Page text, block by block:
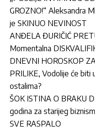
GROZNO!“ Aleksandra
je SKINUO NEVINOST
ANĐELA ĐURIČIĆ
Momentalna
DNEVNI HOROSKOP
PRILIKE, Vodolije će biti
ostalima?
ŠOK ISTINA O BRAKU
godina za starijeg
SVE RASPALO